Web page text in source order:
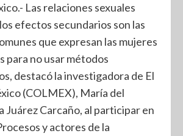
Las relaciones sexuales
efectos secundarios son las
que expresan las mujeres
para no usar métodos
destacó la investigadora de El
(COLMEX), María del
Juárez Carcaño, al participar en
y actores de la